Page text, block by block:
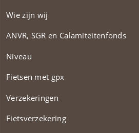
Wie zijn wij
ANVR, SGR en Calamiteitenfonds​
Niveau
Fietsen met gpx
Verzekeringen
Fietsverzekering